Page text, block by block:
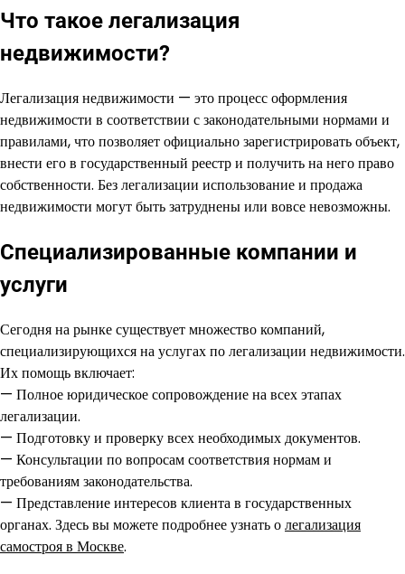
Что такое легализация
недвижимости?
Легализация недвижимости — это процесс оформления
недвижимости в соответствии с законодательными нормами и
правилами, что позволяет официально зарегистрировать объект,
внести его в государственный реестр и получить на него право
собственности. Без легализации использование и продажа
недвижимости могут быть затруднены или вовсе невозможны.
Специализированные компании и
услуги
Сегодня на рынке существует множество компаний,
специализирующихся на услугах по легализации недвижимости.
Их помощь включает:
— Полное юридическое сопровождение на всех этапах
легализации.
— Подготовку и проверку всех необходимых документов.
— Консультации по вопросам соответствия нормам и
требованиям законодательства.
— Представление интересов клиента в государственных
органах. Здесь вы можете подробнее узнать олегализация
самостроя в Москве.